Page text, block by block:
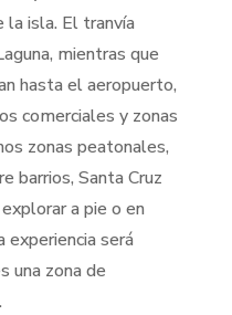
la isla. El tranvía
mientras que
hasta el aeropuerto,
comerciales y zonas
zonas peatonales,
barrios, Santa Cruz
a pie o en
experiencia será
una zona de